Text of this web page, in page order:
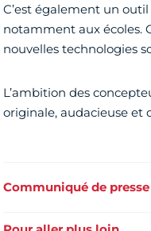
C’est également un
notamment aux écoles.
nouvelles technologies
L’ambition des
originale, audacieuse et
Communiqué de